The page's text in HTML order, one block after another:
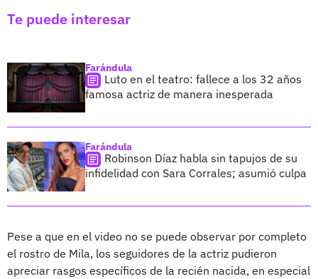
Te puede interesar
Farándula
Luto en el teatro: fallece a los 32 años
famosa actriz de manera inesperada
Farándula
Robinson Díaz habla sin tapujos de su
infidelidad con Sara Corrales; asumió culpa
Pese a que en el video no se puede observar por completo
el rostro de Mila, los seguidores de la actriz pudieron
apreciar rasgos específicos de la recién nacida, en especial